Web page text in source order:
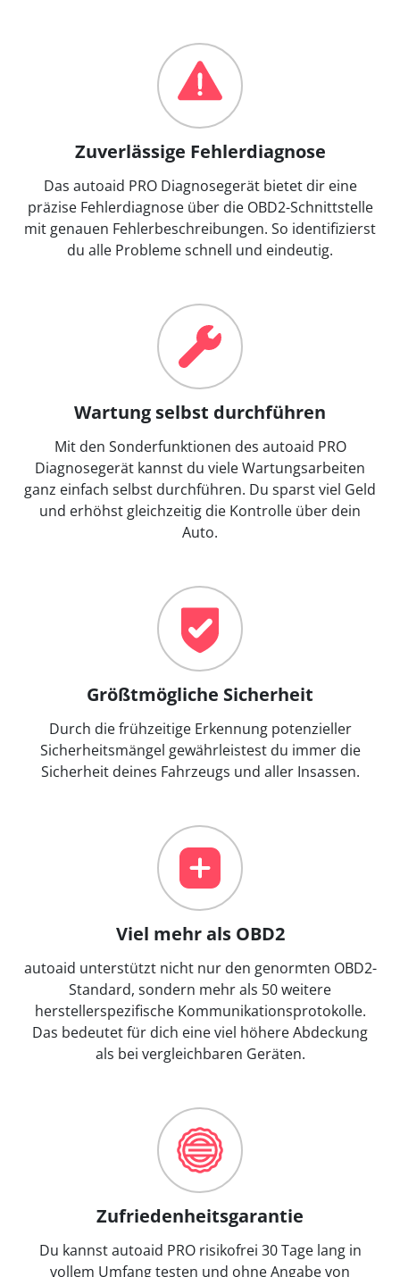
Zuverlässige Fehlerdiagnose
Das autoaid PRO Diagnosegerät bietet dir eine
präzise Fehlerdiagnose über die OBD2-Schnittstelle
mit genauen Fehlerbeschreibungen. So identifizierst
du alle Probleme schnell und eindeutig.
Wartung selbst durchführen
Mit den Sonderfunktionen des autoaid PRO
Diagnosegerät kannst du viele Wartungsarbeiten
ganz einfach selbst durchführen. Du sparst viel Geld
und erhöhst gleichzeitig die Kontrolle über dein
Auto.
Größtmögliche Sicherheit
Durch die frühzeitige Erkennung potenzieller
Sicherheitsmängel gewährleistest du immer die
Sicherheit deines Fahrzeugs und aller Insassen.
Viel mehr als OBD2
autoaid unterstützt nicht nur den genormten OBD2-
Standard, sondern mehr als 50 weitere
herstellerspezifische Kommunikationsprotokolle.
Das bedeutet für dich eine viel höhere Abdeckung
als bei vergleichbaren Geräten.
Zufriedenheitsgarantie
Du kannst autoaid PRO risikofrei 30 Tage lang in
vollem Umfang testen und ohne Angabe von